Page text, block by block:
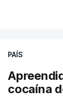
PAÍS
cocaína